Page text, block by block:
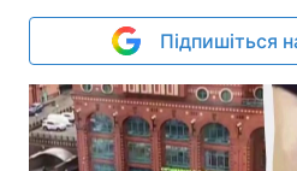
Підпишіться